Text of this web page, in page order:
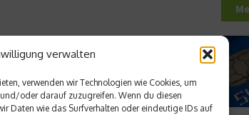
verwalten
verwenden wir Technologien wie Cookies, um
oder darauf zuzugreifen. Wenn du diesen
Daten wie das Surfverhalten oder eindeutige IDs auf